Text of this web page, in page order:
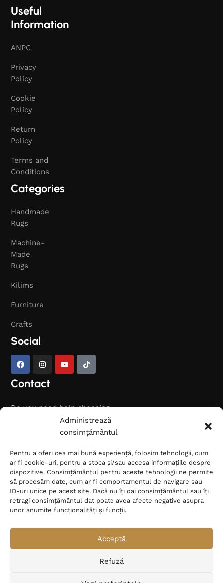
Administrează
consimțământul
Pentru a oferi cea mai bună experiență, folosim tehnologii, cum
ar fi cookie-uri, pentru a stoca și/sau accesa informațiile despre
dispozitive. Consimțământul pentru aceste tehnologii ne permite
să procesăm date, cum ar fi comportamentul de navigare sau
ID-uri unice pe acest site. Dacă nu îți dai consimțământul sau îți
retragi consimțământul dat poate avea afecte negative asupra
unor anumite funcționalități și funcții.
Acceptă
Refuză
Useful
Information
ANPC
Privacy
Policy
Cookie
Policy
Return
Policy
Terms and
Conditions
Categories
Handmade
Rugs
Machine-
Made
Rugs
Kilims
Furniture
Crafts
Social
Contact
Do you need help choosing
Contact us and we will
consultation.
Phone: +40 736 360 000
Email:
contact@covoarepersane.ro
Bucharest, Romania
© 2026 Covoare Persane. Toate drepturile rezervate.
English Română